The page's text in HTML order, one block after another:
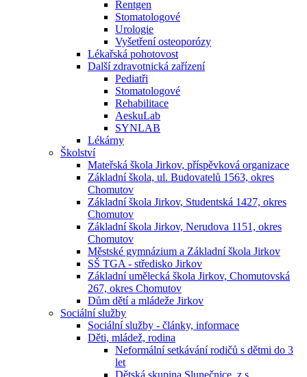
Rentgen
Stomatologové
Urologie
Vyšetření osteoporózy
Lékařská pohotovost
Další zdravotnická zařízení
Pediatři
Stomatologové
Rehabilitace
AeskuLab
SYNLAB
Lékárny
Školství
Mateřská škola Jirkov, příspěvková organizace
Základní škola, ul. Budovatelů 1563, okres
Chomutov
Základní škola Jirkov, Studentská 1427, okres
Chomutov
Základní škola Jirkov, Nerudova 1151, okres
Chomutov
Městské gymnázium a Základní škola Jirkov
SŠ TGA - středisko Jirkov
Základní umělecká škola Jirkov, Chomutovská
267, okres Chomutov
Dům dětí a mládeže Jirkov
Sociální služby
Sociální služby - články, informace
Děti, mládež, rodina
Neformální setkávání rodičů s dětmi do 3
let
Dětská skupina Slunečnice, z.s.